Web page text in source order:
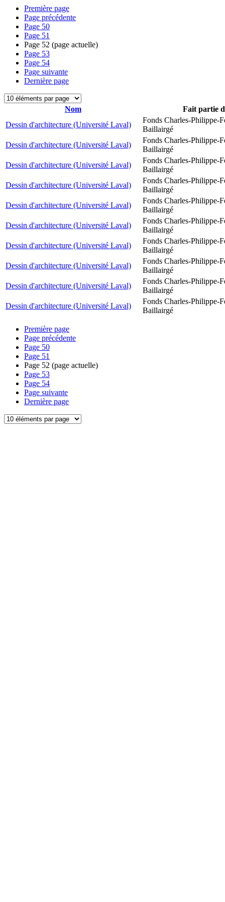
Première page
Page précédente
Page 50
Page 51
Page 52 (page actuelle)
Page 53
Page 54
Page suivante
Dernière page
Nom
Fait partie
Dessin d'architecture (Université Laval)
Fonds Charles-Philippe-
Baillairgé
Dessin d'architecture (Université Laval)
Fonds Charles-Philippe-
Baillairgé
Dessin d'architecture (Université Laval)
Fonds Charles-Philippe-
Baillairgé
Dessin d'architecture (Université Laval)
Fonds Charles-Philippe-
Baillairgé
Dessin d'architecture (Université Laval)
Fonds Charles-Philippe-
Baillairgé
Dessin d'architecture (Université Laval)
Fonds Charles-Philippe-
Baillairgé
Dessin d'architecture (Université Laval)
Fonds Charles-Philippe-
Baillairgé
Dessin d'architecture (Université Laval)
Fonds Charles-Philippe-
Baillairgé
Dessin d'architecture (Université Laval)
Fonds Charles-Philippe-
Baillairgé
Dessin d'architecture (Université Laval)
Fonds Charles-Philippe-
Baillairgé
Première page
Page précédente
Page 50
Page 51
Page 52 (page actuelle)
Page 53
Page 54
Page suivante
Dernière page